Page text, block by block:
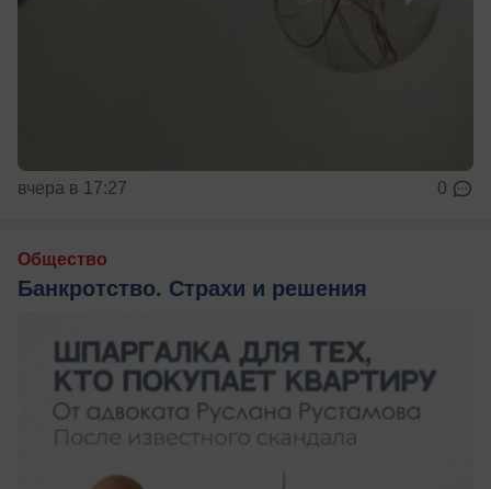
вчера в 17:27 0
Общество
Банкротство. Страхи и решения